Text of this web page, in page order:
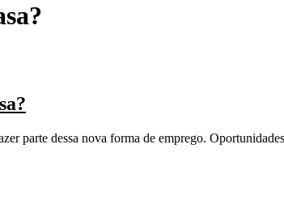
parte dessa nova forma de emprego.